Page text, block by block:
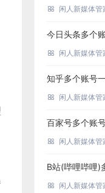
闲人新媒体管
今日头条多个
闲人新媒体管
知乎多个账号
闲人新媒体管
百家号多个账
闲人新媒体管
B站(哔哩哔哩)
闲人新媒体管